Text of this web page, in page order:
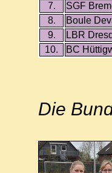
7.
SGF
8.
Boule
9.
LBR
10.
BC
Die